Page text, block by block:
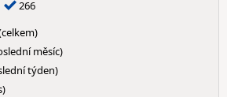
266
měsíc)
týden)